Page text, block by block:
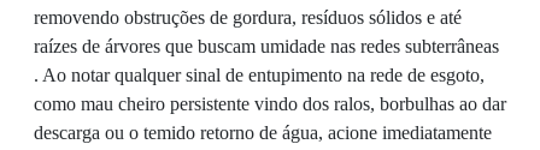
removendo obstruções de gordura, resíduos sólidos e até
raízes de árvores que buscam umidade nas redes subterrâneas
. Ao notar qualquer sinal de entupimento na rede de esgoto,
como mau cheiro persistente vindo dos ralos, borbulhas ao dar
descarga ou o temido retorno de água, acione imediatamente